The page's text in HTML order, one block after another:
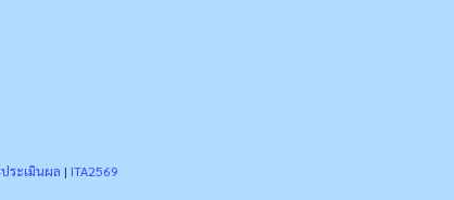
ระเมินผล | ITA2569